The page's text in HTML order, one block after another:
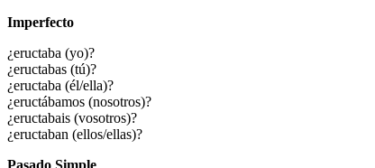
Imperfecto
¿eructaba (yo)?
¿eructabas (tú)?
¿eructaba (él/ella)?
¿eructábamos (nosotros)?
¿eructabais (vosotros)?
¿eructaban (ellos/ellas)?
Pasado Simple